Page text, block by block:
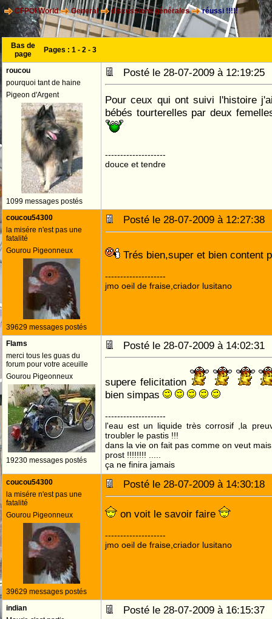
CFPOI World General discussions générales réussi !!!!!
Bas de
page
Pages : 1 - 2 - 3
roucou
pourquoi tant de haine
Pigeon d'Argent
1099 messages postés
Posté le 28-07-2009 à
Pour ceux qui ont suivi l'histoire
bébés tourterelles par deux
--------------------
douce et tendre
coucou54300
la misére n'est pas une
fatalité
Gourou Pigeonneux
39629 messages postés
Posté le 28-07-2009 à
Trés bien,super et bien content
--------------------
jmo oeil de fraise,criador lusitano
Flams
merci tous les guas du
forum pour votre aceuille
Gourou Pigeonneux
19230 messages postés
Posté le 28-07-2009 à
supere felicitation
bien simpas
--------------------
l'eau est un liquide très corrosif ,la
troubler le pastis !!!
dans la vie on fait pas comme on veut
prost !!!!!!!! .....
ça ne finira jamais
coucou54300
la misére n'est pas une
fatalité
Gourou Pigeonneux
39629 messages postés
Posté le 28-07-2009 à
on voit le savoir faire
--------------------
jmo oeil de fraise,criador lusitano
indian
Posté le 28-07-2009 à